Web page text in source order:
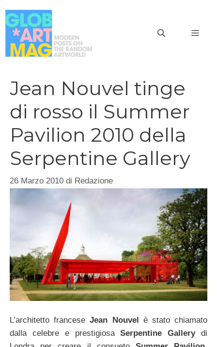
al
contenuto
Jean Nouvel tinge
di rosso il Summer
Pavilion 2010 della
Serpentine Gallery
26 Marzo 2010 di Redazione
L’architetto franceseJean Nouvel è stato chiamato
dalla celebre e prestigiosaSerpentine Gallerydi